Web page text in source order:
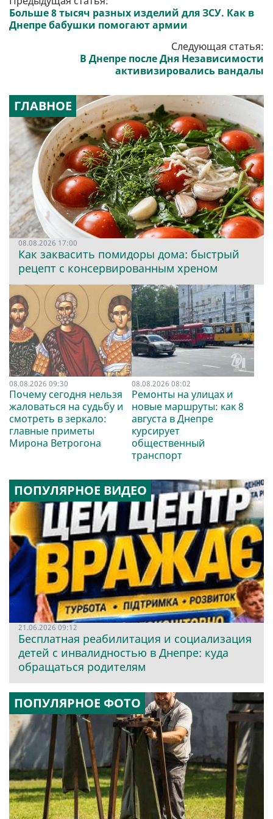
Больше 8 тысяч разных изделий для ЗСУ. Как в
Днепре бабушки помогают армии
Следующая статья:
В Днепре после Дня Независимости
активизировались вандалы
ГЛАВНОЕ
08.08.2026 17:00
Как заквасить помидоры дома: быстрый
рецепт с консервированным хреном
08.08.2026 09:30
Почему сегодня нельзя
жаловаться на судьбу и
смотреть в зеркало:
главные приметы
Мирона Ветрогона
08.08.2026 08:02
Ремонты на улицах и
новые маршруты: как 8
августа в Днепре
курсирует
общественный
транспорт
ПОПУЛЯРНОЕ ВИДЕО
21.06.2026 09:12
Бесплатная реабилитация и социализация
детей с инвалидностью в Днепре: куда
обращаться родителям
ПОПУЛЯРНОЕ ФОТО